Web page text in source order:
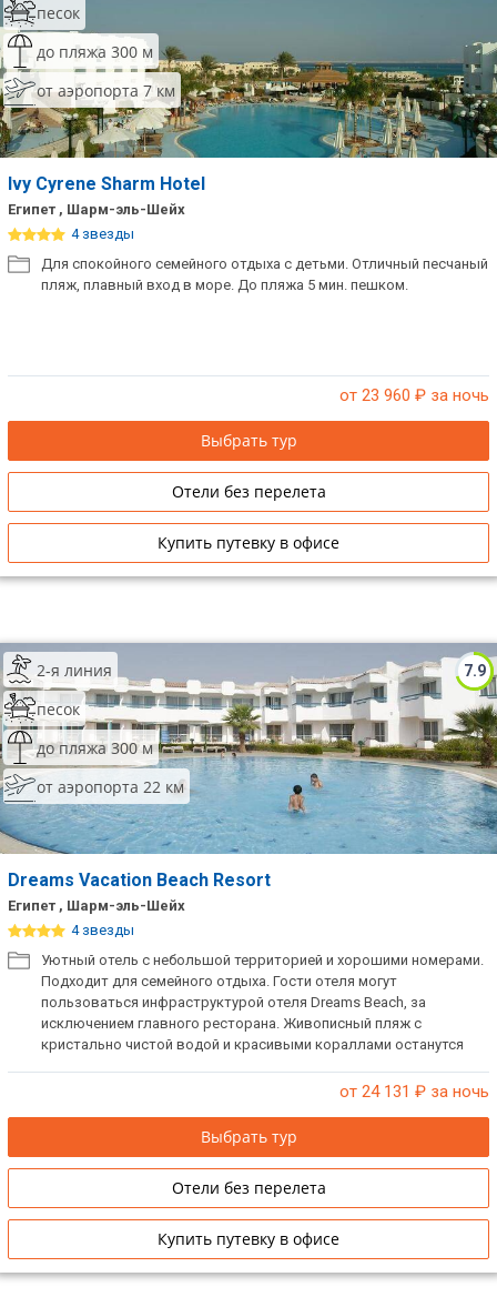
песок
до пляжа 300 м
от аэропорта 7 км
Ivy Cyrene Sharm Hotel
Египет , Шарм-эль-Шейх
4 звезды
Для спокойного семейного отдыха с детьми. Отличный песчаный
пляж, плавный вход в море. До пляжа 5 мин. пешком.
от 23 960 ₽ за ночь
Выбрать тур
Отели без перелета
Купить путевку в офисе
7.9
2-я линия
песок
до пляжа 300 м
от аэропорта 22 км
Dreams Vacation Beach Resort
Египет , Шарм-эль-Шейх
4 звезды
Уютный отель с небольшой территорией и хорошими номерами.
Подходит для семейного отдыха. Гости отеля могут
пользоваться инфраструктурой отеля Dreams Beach, за
исключением главного ресторана. Живописный пляж с
кристально чистой водой и красивыми кораллами останутся
Вечером можно приятно провести время в арабском кафе с
изумительным закатом.
от 24 131 ₽ за ночь
Выбрать тур
Отели без перелета
Купить путевку в офисе